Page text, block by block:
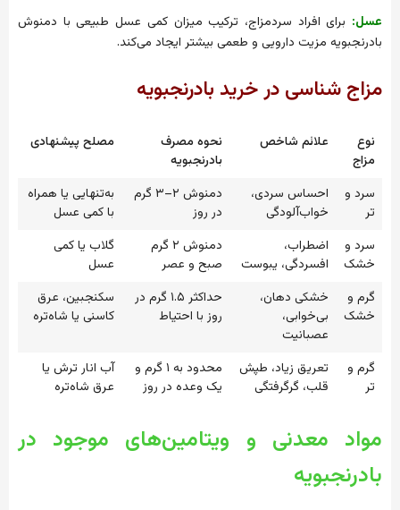
عسل: برای افراد سردمزاج، ترکیب میزان کمی عسل طبیعی با دمنوش
بادرنجبویه مزیت دارویی و طعمی بیشتر ایجاد می‌کند.
مزاج شناسی در خرید بادرنجبویه
نوع
مزاج
علائم شاخص
نحوه مصرف
بادرنجبویه
مصلح پیشنهادی
سرد و
تر
احساس سردی،
خواب‌آلودگی
دمنوش ۲–۳ گرم
در روز
به‌تنهایی یا همراه
با کمی عسل
سرد و
خشک
اضطراب،
افسردگی، یبوست
دمنوش ۲ گرم
صبح و عصر
گلاب یا کمی
عسل
گرم و
خشک
خشکی دهان،
بی‌خوابی،
عصبانیت
حداکثر ۱.۵ گرم در
روز با احتیاط
سکنجبین، عرق
کاسنی یا شاه‌تره
گرم و
تر
تعریق زیاد، طپش
قلب، گرگرفتگی
محدود به ۱ گرم و
یک وعده در روز
آب انار ترش یا
عرق شاه‌تره
مواد معدنی و ویتامین‌های موجود در
بادرنجبویه